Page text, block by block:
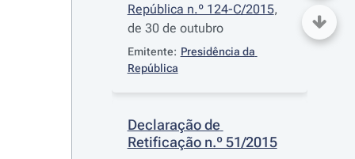
República n.º 124-C/2015,
de 30 de outubro
Emitente: Presidência da
República
Declaração de
Retificação n.º 51/2015